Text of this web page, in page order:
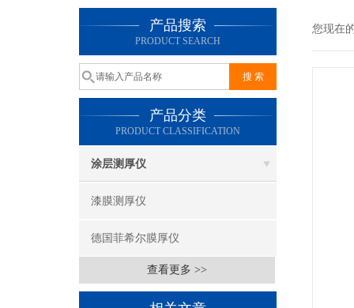
产品搜索
PRODUCT SEARCH
产品分类
PRODUCT CLASSIFICATION
涂层测厚仪
漆膜测厚仪
德国菲希尔膜厚仪
查看更多 >>
您现在